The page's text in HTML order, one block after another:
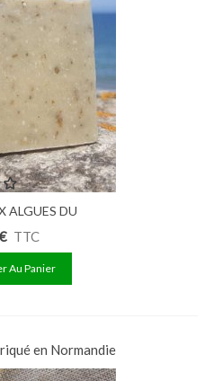
ALGUES DU
100G
TTC
Au Panier